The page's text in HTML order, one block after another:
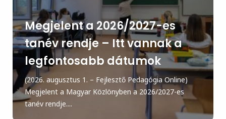
Megjelent a 2026/2027-es
tanév rendje – Itt vannak a
legfontosabb dátumok
(2026. augusztus 1. – Fejlesztő Pedagógia Online)
Megjelent a Magyar Közlönyben a 2026/2027-es
tanév rendje....